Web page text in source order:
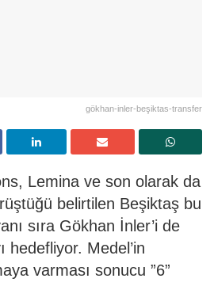
gökhan-inler-beşiktas-transfer
Lemina ve son olarak da
belirtilen Beşiktaş bu
sıra Gökhan İnler’i de
hedefliyor. Medel’in
varması sonucu ”6”